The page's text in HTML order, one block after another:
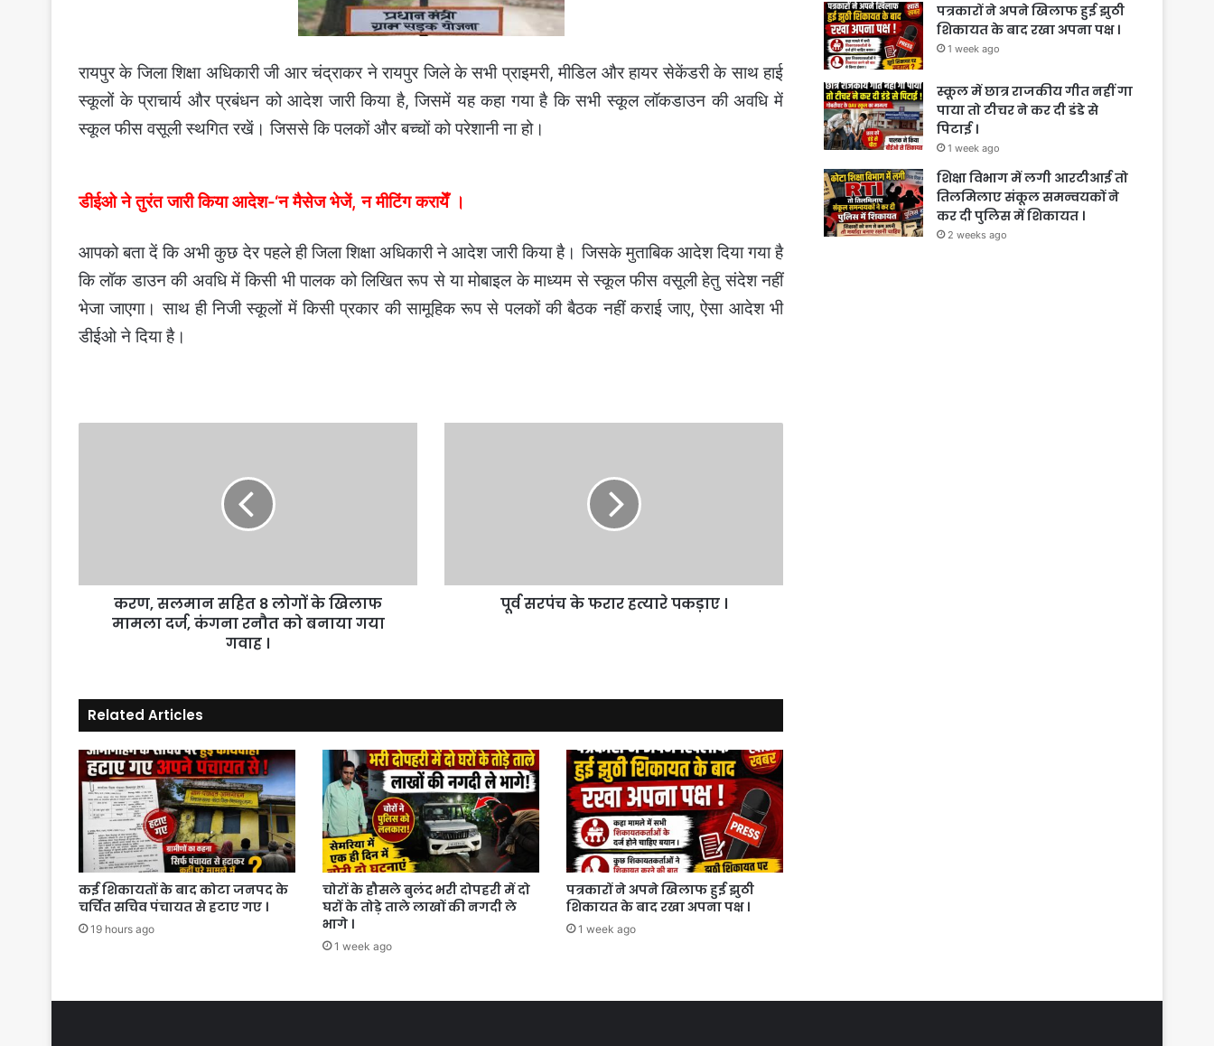
रायपुर के जिला शिक्षा अधिकारी जी आर चंद्राकर ने रायपुर जिले के सभी प्राइमरी, मीडिल और हायर सेकेंडरी के साथ हाई
स्कूलों के प्राचार्य और प्रबंधन को आदेश जारी किया है, जिसमें यह कहा गया है कि सभी स्कूल लॉकडाउन की अवधि में
स्कूल फीस वसूली स्थगित रखें। जिससे कि पलकों और बच्चों को परेशानी ना हो।
डीईओ ने तुरंत जारी किया आदेश-‘न मैसेज भेजें, न मीटिंग करायेँ ।
आपको बता दें कि अभी कुछ देर पहले ही जिला शिक्षा अधिकारी ने आदेश जारी किया है। जिसके मुताबिक आदेश दिया गया है
कि लॉक डाउन की अवधि में किसी भी पालक को लिखित रूप से या मोबाइल के माध्यम से स्कूल फीस वसूली हेतु संदेश नहीं
भेजा जाएगा। साथ ही निजी स्कूलों में किसी प्रकार की सामूहिक रूप से पलकों की बैठक नहीं कराई जाए, ऐसा आदेश भी
डीईओ ने दिया है।
दर्ज,
गवाह
करण, सलमान सहित 8 लोगों के खिलाफ
मामला दर्ज, कंगना रनौत को बनाया गया
गवाह ।
पूर्व सरपंच के फरार हत्यारे पकड़ाए ।
Related Articles
कई शिकायतों के बाद कोटा जनपद के
चर्चित सचिव पंचायत से हटाए गए ।
19 hours ago
चोरों के हौसले बुलंद भरी दोपहरी में दो
घरों के तोड़े ताले लाखों की नगदी ले
भागे ।
1 week ago
पत्रकारों ने अपने खिलाफ हुई झुठी
शिकायत के बाद रखा अपना पक्ष ।
1 week ago
पत्रकारों ने अपने खिलाफ हुई झुठी
शिकायत के बाद रखा अपना पक्ष ।
1 week ago
स्कूल में छात्र राजकीय गीत नहीं गा
पाया तो टीचर ने कर दी डंडे से
पिटाई ।
1 week ago
शिक्षा विभाग में लगी आरटीआई तो
तिलमिलाए संकूल समन्वयकों ने
कर दी पुलिस में शिकायत ।
2 weeks ago